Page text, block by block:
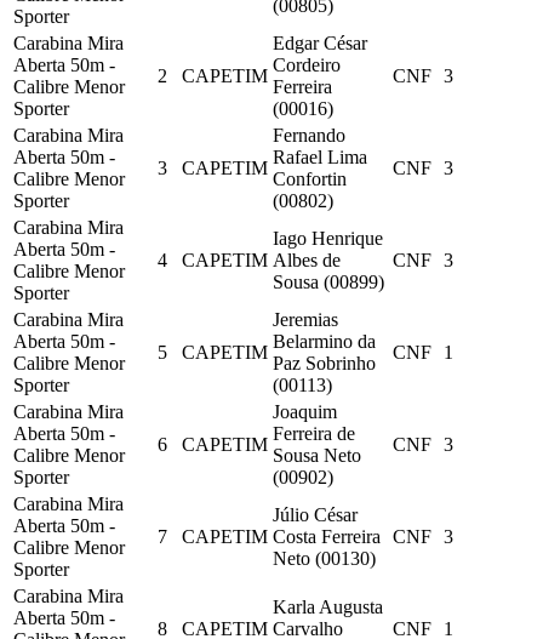
Sporter
(00805)
Carabina Mira
Aberta 50m -
Calibre Menor
Sporter
2 CAPETIM
Edgar César
Cordeiro
Ferreira
(00016)
CNF 3
Carabina Mira
Aberta 50m -
Calibre Menor
Sporter
3 CAPETIM
Fernando
Rafael Lima
Confortin
(00802)
CNF 3
Carabina Mira
Aberta 50m -
Calibre Menor
Sporter
4 CAPETIM
Iago Henrique
Albes de
Sousa (00899)
CNF 3
Carabina Mira
Aberta 50m -
Calibre Menor
Sporter
5 CAPETIM
Jeremias
Belarmino da
Paz Sobrinho
(00113)
CNF 1
Carabina Mira
Aberta 50m -
Calibre Menor
Sporter
6 CAPETIM
Joaquim
Ferreira de
Sousa Neto
(00902)
CNF 3
Carabina Mira
Aberta 50m -
Calibre Menor
Sporter
7 CAPETIM
Júlio César
Costa Ferreira
Neto (00130)
CNF 3
Carabina Mira
Aberta 50m -
8 CAPETIM
Karla Augusta
Carvalho
CNF 1